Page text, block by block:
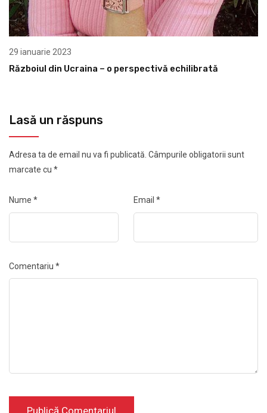
29 ianuarie 2023
Războiul din Ucraina – o perspectivă echilibrată
Lasă un răspuns
Adresa ta de email nu va fi publicată. Câmpurile obligatorii sunt
marcate cu *
Nume * Email *
Comentariu *